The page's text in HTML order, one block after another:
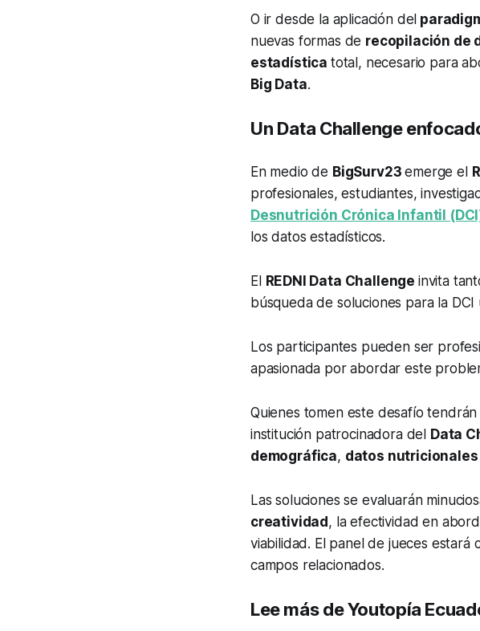
O ir desde la aplicación del
nuevas formas de recopilación de
estadística total, necesario para
Big Data.
Un Data Challenge
En medio de BigSurv23emerge el
profesionales, estudiantes,
Desnutrición Crónica Infantil
los datos estadísticos.
El REDNI Data Challenge invita
búsqueda de soluciones para la
Los participantes pueden ser
apasionada por abordar este
Quienes tomen este desafío
institución patrocinadora del Data
demográfica, datos nutricionales
Las soluciones se evaluarán
creatividad, la efectividad en
viabilidad. El panel de jueces
campos relacionados.
Lee más de Youtopía